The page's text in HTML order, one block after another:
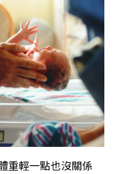
重輕一點也沒關係